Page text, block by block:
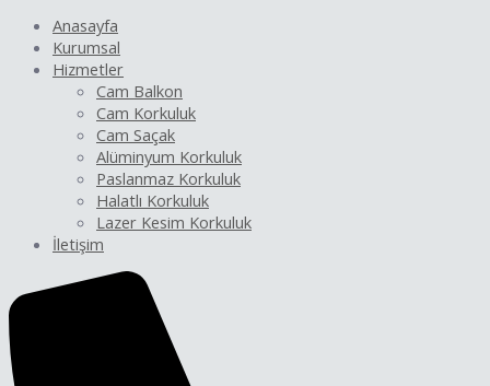
Anasayfa
Kurumsal
Hizmetler
Cam Balkon
Cam Korkuluk
Cam Saçak
Alüminyum Korkuluk
Paslanmaz Korkuluk
Halatlı Korkuluk
Lazer Kesim Korkuluk
İletişim